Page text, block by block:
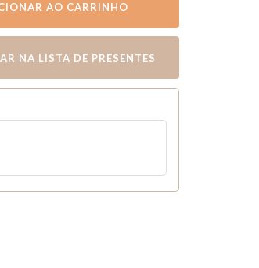
AO CARRINHO
NA LISTA DE PRESENTES